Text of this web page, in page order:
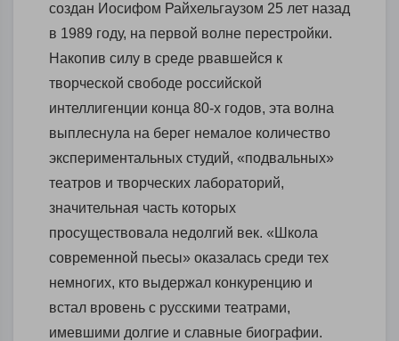
создан Иосифом Райхельгаузом 25 лет назад
в 1989 году, на первой волне перестройки.
Накопив силу в среде рвавшейся к
творческой свободе российской
интеллигенции конца 80-х годов, эта волна
выплеснула на берег немалое количество
экспериментальных студий, «подвальных»
театров и творческих лабораторий,
значительная часть которых
просуществовала недолгий век. «Школа
современной пьесы» оказалась среди тех
немногих, кто выдержал конкуренцию и
встал вровень с русскими театрами,
имевшими долгие и славные биографии.